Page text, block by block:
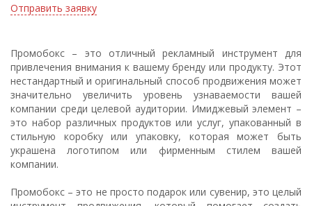
Отправить заявку
Промобокс – это отличный рекламный инструмент для
привлечения внимания к вашему бренду или продукту. Этот
нестандартный и оригинальный способ продвижения может
значительно увеличить уровень узнаваемости вашей
компании среди целевой аудитории. Имиджевый элемент –
это набор различных продуктов или услуг, упакованный в
стильную коробку или упаковку, которая может быть
украшена логотипом или фирменным стилем вашей
компании.
Промобокс – это не просто подарок или сувенир, это целый